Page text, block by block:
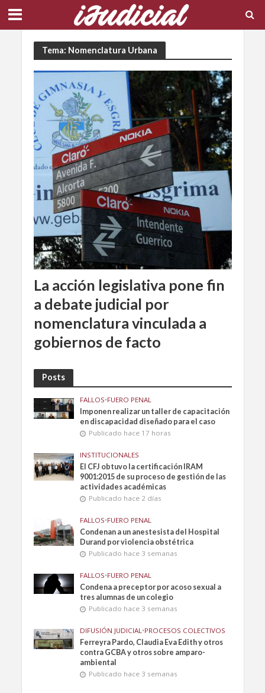
Tema: Nomenclatura Urbana
La acción legislativa pone fin
a debate judicial por
nomenclatura vinculada a
gobiernos de facto
Posts
FALLOS•FUERO PENAL
Imponen realizar un taller de capacitación
en discapacidad diseñado para el caso
Publicado hace 17 horas
INSTITUCIONALES
El CFJ obtuvo la certificación IRAM
9001:2015 de su proceso de gestión de las
actividades académicas
Publicado hace 2 días
FALLOS•FUERO PENAL
Condenan a un anestesista del Hospital
Durand por violencia obstétrica
Publicado hace 3 semanas
FALLOS•FUERO PENAL
Condena a preceptor por acoso sexual a
tres alumnas de un colegio
Publicado hace 3 semanas
DIFUSIÓN JUDICIAL•PROCESOS COLECTIVOS
Ferreyra Pardo, Claudia Eva Edith y otros
contra GCBA y otros sobre amparo-
ambiental
Publicado hace 3 semanas